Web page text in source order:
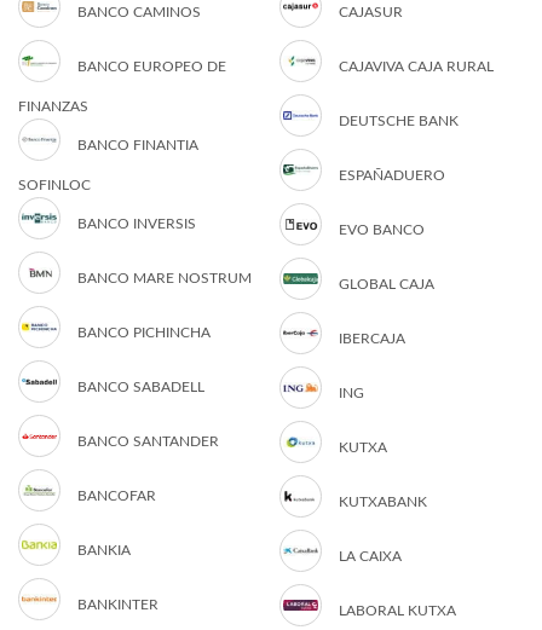
BANCO CAMINOS
BANCO EUROPEO DE
FINANZAS
BANCO FINANTIA
SOFINLOC
BANCO INVERSIS
BANCO MARE NOSTRUM
BANCO PICHINCHA
BANCO SABADELL
BANCO SANTANDER
BANCOFAR
BANKIA
BANKINTER
CAJASUR
CAJAVIVA CAJA RURAL
DEUTSCHE BANK
ESPAÑADUERO
EVO BANCO
GLOBAL CAJA
IBERCAJA
ING
KUTXA
KUTXABANK
LA CAIXA
LABORAL KUTXA